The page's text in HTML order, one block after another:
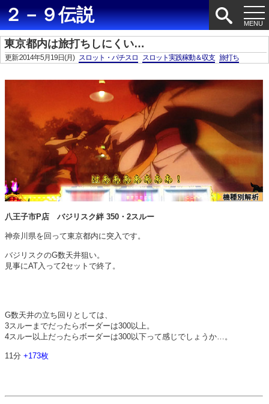
２－９伝説
東京都内は旅打ちしにくい…
更新:2014年5月19日(月) スロット・パチスロ スロット実践稼動＆収支 旅打ち
八王子市P店 バジリスク絆 350・2スルー
神奈川県を回って東京都内に突入です。
バジリスクのG数天井狙い。
見事にAT入って2セットで終了。
G数天井の立ち回りとしては、
3スルーまでだったらボーダーは300以上。
4スルー以上だったらボーダーは300以下って感じでしょうか…。
11分 +173枚